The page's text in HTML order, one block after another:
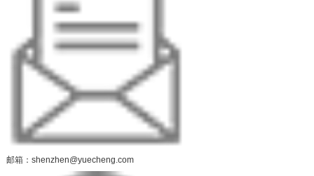
邮箱：shenzhen@yuecheng.com